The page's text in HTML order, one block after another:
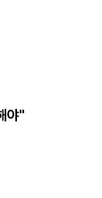
야"